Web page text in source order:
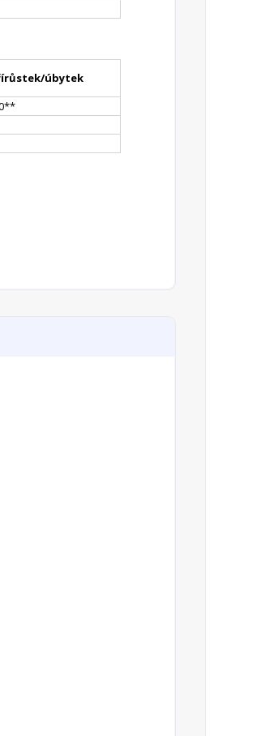
úbytek
**